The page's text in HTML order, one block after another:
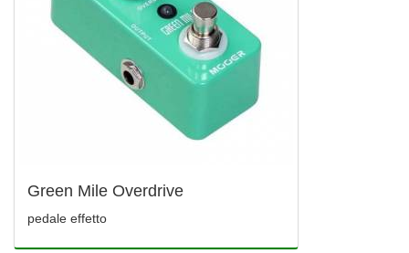
Green Mile Overdrive
pedale effetto